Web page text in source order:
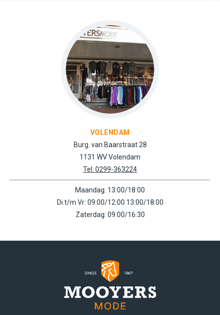
VOLENDAM
Burg. van Baarstraat 28
1131 WV Volendam
Tel: 0299-363224
Maandag: 13:00/18:00
Di t/m Vr: 09:00/12:00 13:00/18:00
Zaterdag: 09:00/16:30